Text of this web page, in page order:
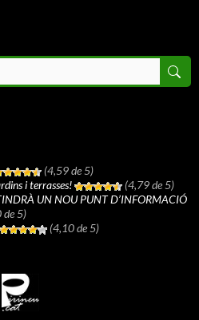
(4,59 de 5)
i terrasses!
(4,79 de 5)
UN NOU PUNT D’INFORMACIÓ
de 5)
(4,10 de 5)